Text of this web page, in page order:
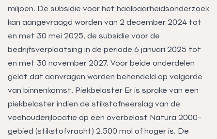
miljoen. De subsidie voor het haalbaarheidsonderzoek
kan aangevraagd worden van 2 december 2024 tot
en met 30 mei 2025, de subsidie voor de
bedrijfsverplaatsing in de periode 6 januari 2025 tot
en met 30 november 2027. Voor beide onderdelen
geldt dat aanvragen worden behandeld op volgorde
van binnenkomst. Piekbelaster Er is sprake van een
piekbelaster indien de stikstofneerslag van de
veehouderijlocatie op een overbelast Natura 2000-
gebied (stikstofvracht) 2.500 mol of hoger is. De